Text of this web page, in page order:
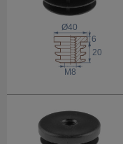
6
20
M8
Ø40